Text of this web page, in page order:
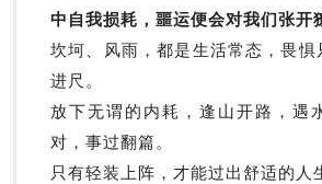
中自我损耗，噩运便会对我们张开
坎坷、风雨，都是生活常态，畏惧
进尺。
放下无谓的内耗，逢山开路，遇
对，事过翻篇。
只有轻装上阵，才能过出舒适的人